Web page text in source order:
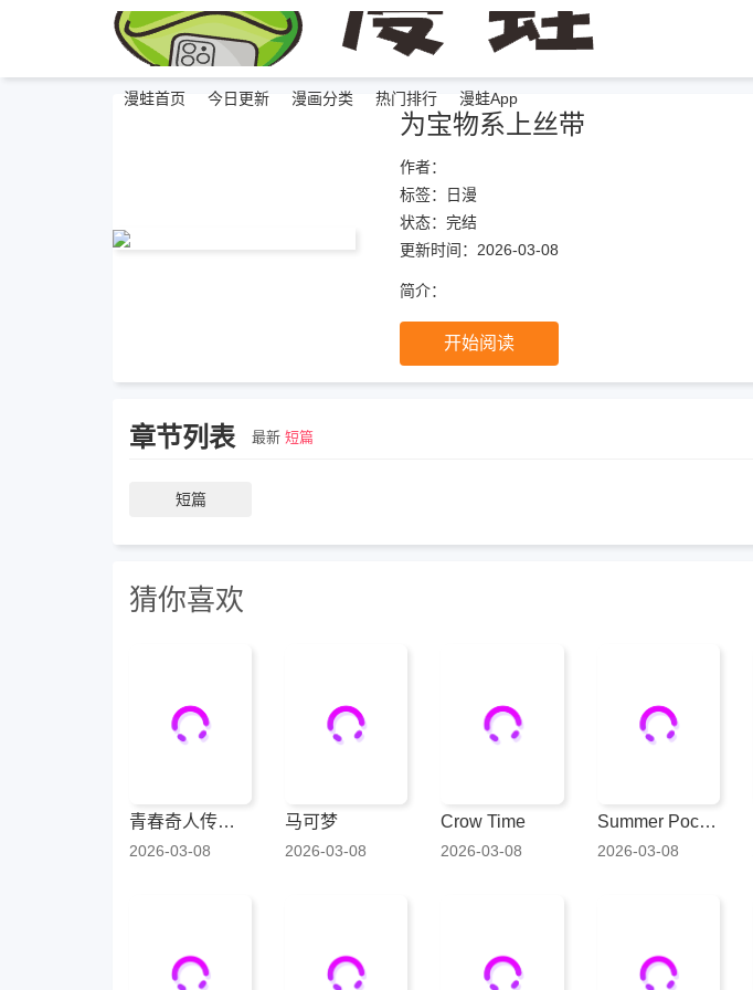
漫蛙首页 今日更新 漫画分类 热门排行 漫蛙App
为宝物系上丝带
作者：
标签：
日漫
状态： 完结
更新时间：2026-03-08
简介：
开始阅读
章节列表 最新 短篇
短篇
猜你喜欢
青春奇人传！240学园
2026-03-08
马可梦
2026-03-08
Crow Time
2026-03-08
Summer Pockets 夏日的宝物
2026-03-08